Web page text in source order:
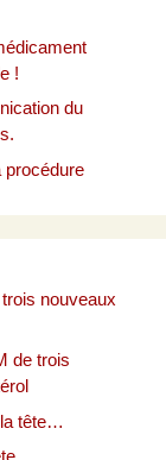
!
du
procédure
nouveaux
de trois
tête…